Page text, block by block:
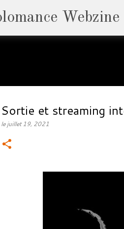
Webzine
lejuillet 19, 2021